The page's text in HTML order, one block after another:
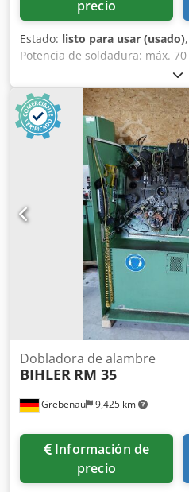
precio
Estado: listo para usar (usado)
Potencia de soldadura: máx.
Grebenau 9,425 km
Dobladora de alambre
BIHLER RM 35
Información de
precio